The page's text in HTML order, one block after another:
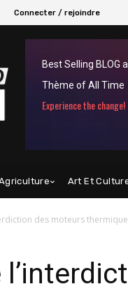
Connecter / rejoindre
Best Selling BLOG
Thème of All Time
Experience the change!
Art Et
des moteurs